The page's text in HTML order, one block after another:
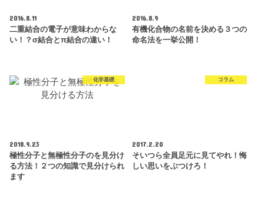
2016.8.11
二重結合の電子が意味わからな
い！？σ結合とπ結合の違い！
2016.8.9
有機化合物の名前を決める３つの
命名法を一挙公開！
化学基礎
2018.9.23
極性分子と無極性分子のを見分け
る方法！２つの知識で見分けられ
ます
コラム
2017.2.20
そいつら全員足元に見てやれ！悔
しい思いをぶつけろ！